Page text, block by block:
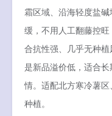
霜区域、沿海轻度盐
缓，不用人工翻藤控
合抗性强、几乎无种
是新品溢价低，适合
情。适配北方寒冷薯
种植。